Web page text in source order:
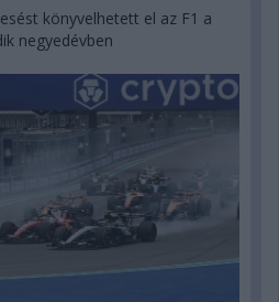
könyvelhetett el az F1 a
negyedévben